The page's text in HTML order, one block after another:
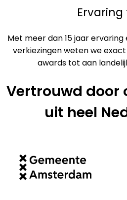
Met meer dan 15 jaar
verkiezingen weten we
awards tot aan
Vertrouwd door
uit heel